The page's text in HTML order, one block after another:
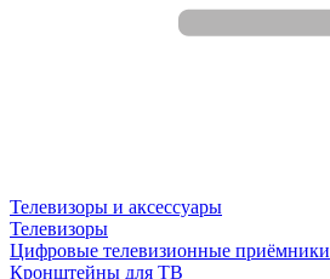
Телевизоры и аксессуары
Телевизоры
Цифровые телевизионные приёмники
Кронштейны для ТВ